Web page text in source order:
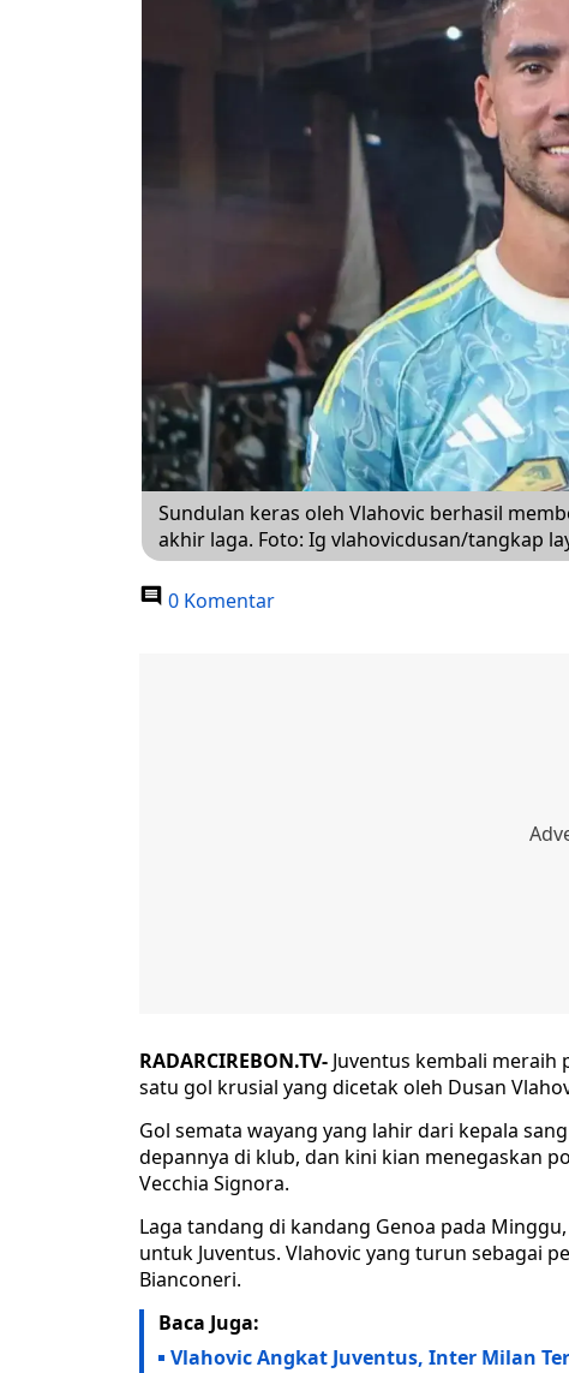
Sundulan keras oleh Vlahovic berhasil
akhir laga. Foto: Ig vlahovicdusan/tangkap
0 Komentar
RADARCIREBON.TV- Juventus kembali meraih
satu gol krusial yang dicetak oleh Dusan
Gol semata wayang yang lahir dari kepala
depannya di klub, dan kini kian menegaskan
Vecchia Signora.
Laga tandang di kandang Genoa pada
untuk Juventus. Vlahovic yang turun sebagai
Bianconeri.
Baca Juga:
Vlahovic Angkat Juventus, Inter Milan